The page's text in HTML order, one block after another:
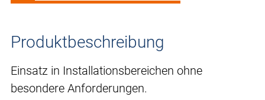
Produktbeschreibung
Einsatz in Installationsbereichen ohne
besondere Anforderungen.